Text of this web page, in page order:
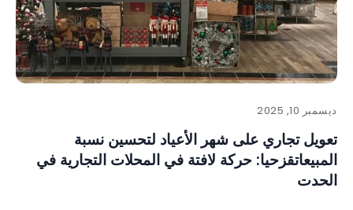
ديسمبر 10, 2025
تعويل تجاري على شهر الأعياد لتحسين نسبة
المبيعاتقزحيا: حركة لافتة في المحلات التجارية في
الحدت